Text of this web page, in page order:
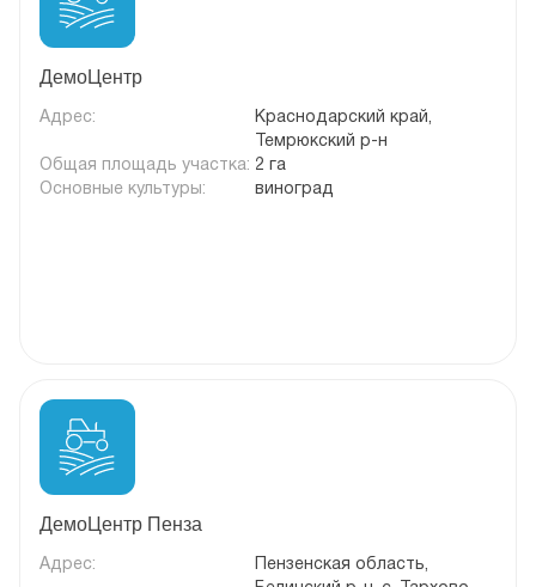
ДемоЦентр
Адрес:
Краснодарский край,
Темрюкский р-н
Общая площадь участка: 2 га
Основные культуры:
виноград
ДемоЦентр Пенза
Адрес:
Пензенская область,